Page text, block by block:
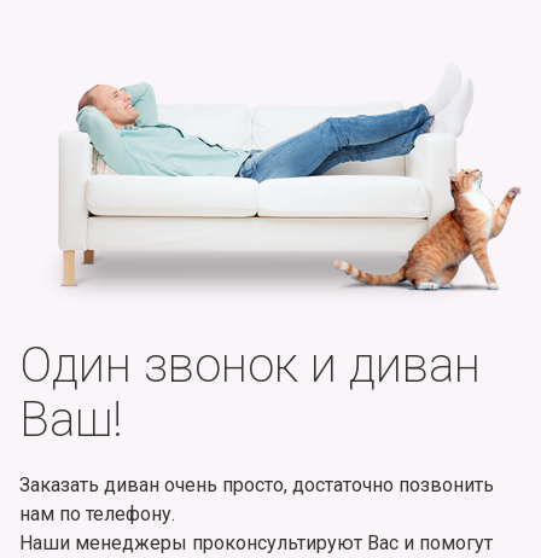
Один звонок и диван
Ваш!
Заказать диван очень просто, достаточно позвонить
нам по телефону.
Наши менеджеры проконсультируют Вас и помогут